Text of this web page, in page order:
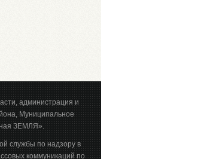
администрация и
Муниципальное
ЗЕМЛЯ».
службы по надзору в
коммуникаций по